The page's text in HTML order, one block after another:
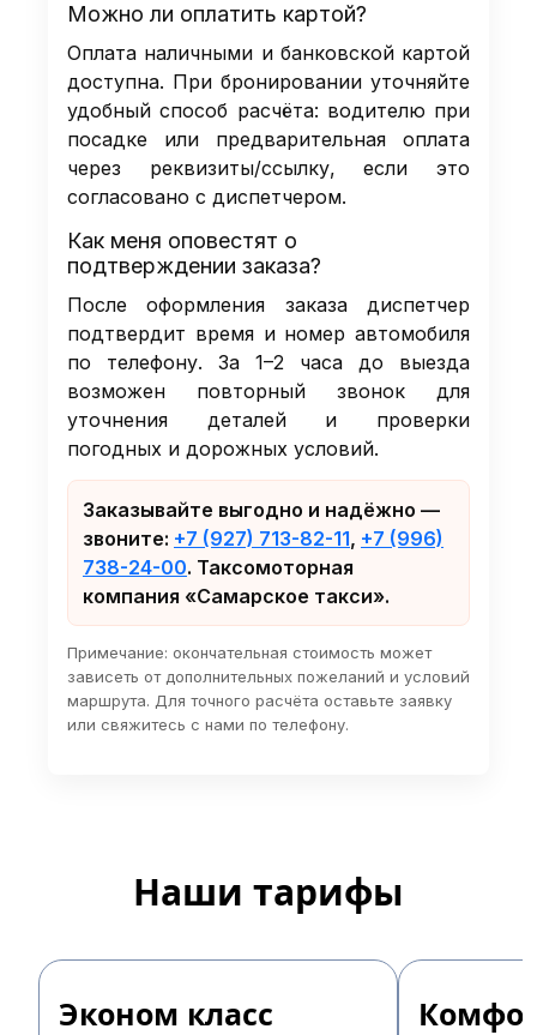
Можно ли оплатить картой?
Оплата наличными и банковской картой
доступна. При бронировании уточняйте
удобный способ расчёта: водителю при
посадке или предварительная оплата
через реквизиты/ссылку, если это
согласовано с диспетчером.
Как меня оповестят о
подтверждении заказа?
После оформления заказа диспетчер
подтвердит время и номер автомобиля
по телефону. За 1–2 часа до выезда
возможен повторный звонок для
уточнения деталей и проверки
погодных и дорожных условий.
Заказывайте выгодно и надёжно —
звоните: +7 (927) 713-82-11, +7 (996)
738-24-00. Таксомоторная
компания «Самарское такси».
Примечание: окончательная стоимость может
зависеть от дополнительных пожеланий и условий
маршрута. Для точного расчёта оставьте заявку
или свяжитесь с нами по телефону.
Наши тарифы
Эконом класс